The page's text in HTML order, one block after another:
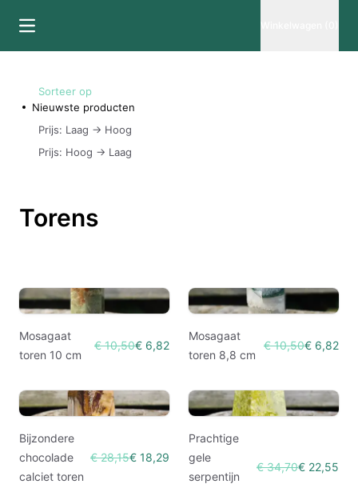
Sorteer op
Nieuwste producten
Prijs: Laag -> Hoog
Prijs: Hoog -> Laag
Torens
Mosagaat
toren 10 cm
€ 10,50€ 6,82
Mosagaat
toren 8,8 cm
€ 10,50€ 6,82
Bijzondere
chocolade
calciet toren
€ 28,15€ 18,29
Prachtige
gele
serpentijn
€ 34,70€ 22,55